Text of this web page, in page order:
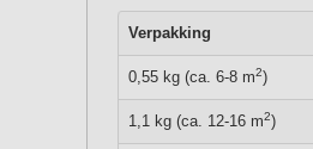
Verpakking
0,55 kg (ca. 6-8 m2)
1,1 kg (ca. 12-16 m2)